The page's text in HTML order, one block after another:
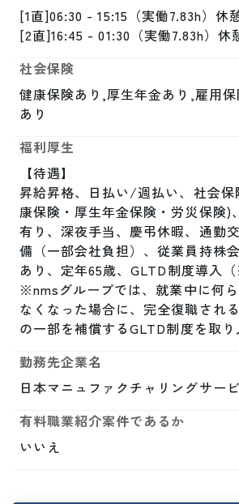
[1直]06:30 - 15:15（実働7.83h）休
[2直]16:45 - 01:30（実働7.83h）休
社会保険
健康保険あり,厚生年金あり,雇用
あり
福利厚生
【待遇】
昇給昇格、日払い/週払い、社会
康保険・厚生年金保険・労災保険)
有り、深夜手当、慶弔休暇、通勤
備（一部会社負担）、従業員持株
あり、定年65歳、GLTD制度導入（
※nmsグループでは、就業中に何
なくなった場合に、完全復職され
の一部を補償するGLTD制度を取り
勤務先企業名
日本マニュファクチャリングサー
有料職業紹介案件であるか
いいえ